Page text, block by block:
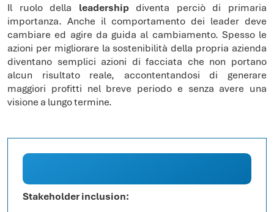
Il ruolo della leadershipdiventa perciò di primaria
importanza. Anche il comportamento dei leader deve
cambiare ed agire da guida al cambiamento. Spesso le
azioni per migliorare la sostenibilità della propria azienda
diventano semplici azioni di facciata che non portano
alcun risultato reale, accontentandosi di generare
maggiori profitti nel breve periodo e senza avere una
visione a lungo termine.
Stakeholder inclusion: